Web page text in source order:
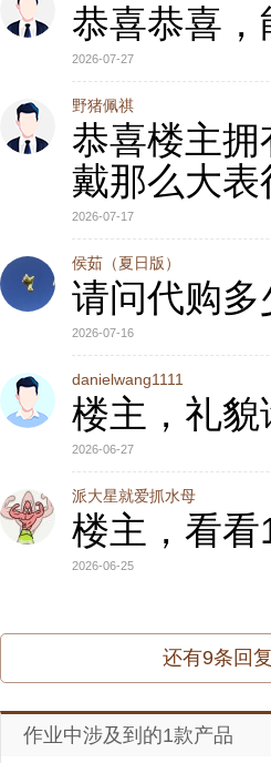
恭喜恭喜
2026-07-27
野猪佩祺
恭喜楼主
戴那么大
2026-07-17
侯茹（夏日版）
请问代购多
2026-07-16
danielwang1111
楼主，礼
2026-06-27
派大星就爱抓水母
楼主，看
2026-06-25
还有9条回
作业中涉及到的1款产品